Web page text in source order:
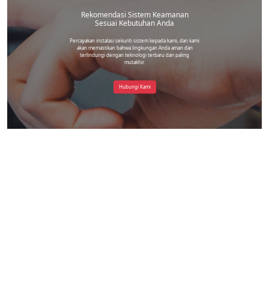
Rekomendasi Sistem Keamanan
Sesuai Kebutuhan Anda
Percayakan instalasi sekuriti sistem kepada kami, dan kami
akan memastikan bahwa lingkungan Anda aman dan
terlindungi dengan teknologi terbaru dan paling
mutakhir.
Hubungi Kami